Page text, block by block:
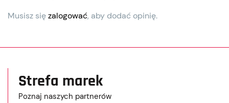
Musisz sięzalogować, aby dodać opinię.
Strefa marek
Poznaj naszych partnerów